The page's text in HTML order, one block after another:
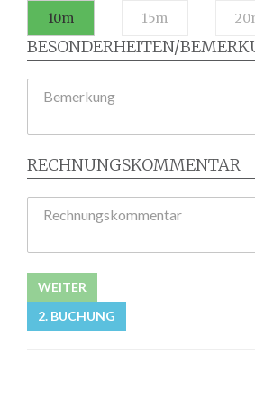
10m 15m
BESONDERHEITEN/
Bemerkung
RECHNUNGSKOMMENTAR
Rechnungskommentar
WEITER
2. BUCHUNG